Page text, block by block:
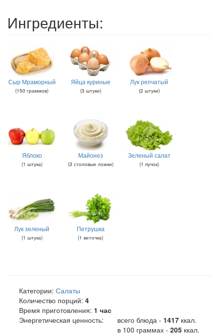
Ингредиенты:
Сыр Мраморный
(150 граммов)
Яйца куриные
(3 штуки)
Лук репчатый
(2 штуки)
Яблоко
(1 штука)
Майонез
(3 столовые ложки)
Зеленый салат
(1 пучок)
Лук зеленый
(1 штука)
Петрушка
(1 веточка)
Категории: Салаты
Количество порций: 4
Время приготовления: 1 час
Энергетическая ценность:
всего блюда - 1417 ккал.
в 100 граммах - 205 ккал.